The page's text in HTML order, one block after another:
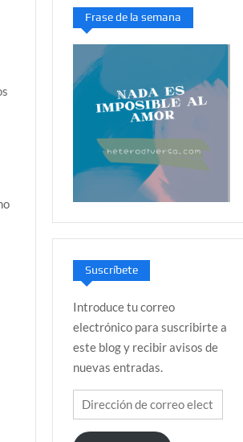
Frase de la semana
Suscríbete
Introduce tu correo
electrónico para suscribirte a
este blog y recibir avisos de
nuevas entradas.
Dirección
de
correo